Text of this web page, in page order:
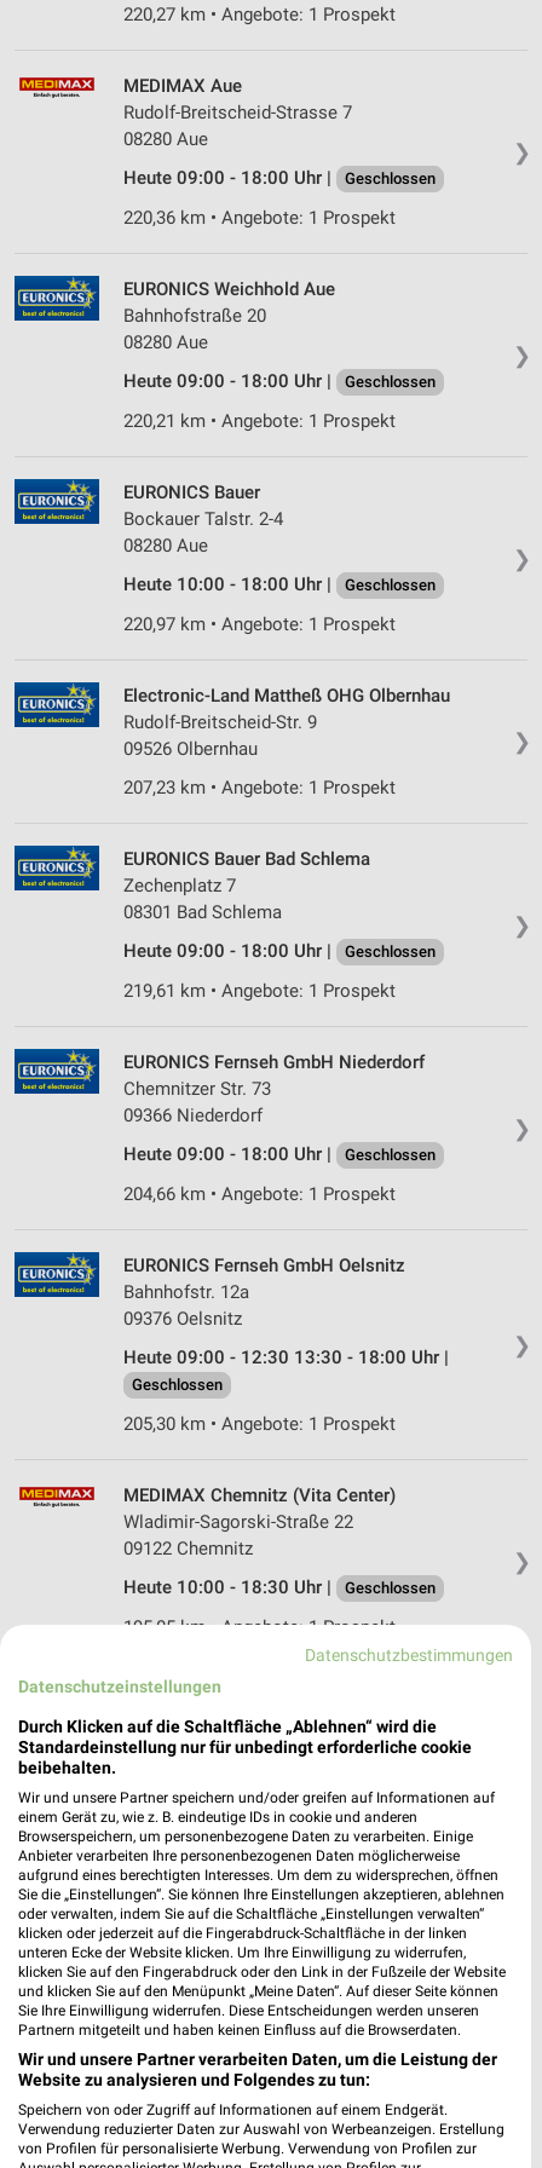
220,27 km • Angebote: 1 Prospekt
❯
MEDIMAX Aue
Rudolf-Breitscheid-Strasse 7
08280 Aue
Heute 09:00 - 18:00 Uhr |
Geschlossen
220,36 km • Angebote: 1 Prospekt
❯
EURONICS Weichhold Aue
Bahnhofstraße 20
08280 Aue
Heute 09:00 - 18:00 Uhr |
Geschlossen
220,21 km • Angebote: 1 Prospekt
❯
EURONICS Bauer
Bockauer Talstr. 2-4
08280 Aue
Heute 10:00 - 18:00 Uhr |
Geschlossen
220,97 km • Angebote: 1 Prospekt
❯
Electronic-Land Mattheß OHG Olbernhau
Rudolf-Breitscheid-Str. 9
09526 Olbernhau
207,23 km • Angebote: 1 Prospekt
❯
EURONICS Bauer Bad Schlema
Zechenplatz 7
08301 Bad Schlema
Heute 09:00 - 18:00 Uhr |
Geschlossen
219,61 km • Angebote: 1 Prospekt
❯
EURONICS Fernseh GmbH Niederdorf
Chemnitzer Str. 73
09366 Niederdorf
Heute 09:00 - 18:00 Uhr |
Geschlossen
204,66 km • Angebote: 1 Prospekt
❯
EURONICS Fernseh GmbH Oelsnitz
Bahnhofstr. 12a
09376 Oelsnitz
Heute 09:00 - 12:30 13:30 - 18:00 Uhr |
Geschlossen
205,30 km • Angebote: 1 Prospekt
❯
MEDIMAX Chemnitz (Vita Center)
Wladimir-Sagorski-Straße 22
09122 Chemnitz
Heute 10:00 - 18:30 Uhr |
Geschlossen
195,05 km • Angebote: 1 Prospekt
EURONICS Mattheß Sayda
Dresdner Str. 1
09619 Sayda
Heute 09:00 - 18:00 Uhr | Geschlossen
200,85 km • Angebote: 1 Prospekt
EP:Berger Chemnitz
Geibelstraße 8
09127 Chemnitz
Heute 09:00 - 18:00 Uhr | Geschlossen
190,46 km • Angebote: 2 Prospekte
MediaMarkt Saturn Chemnitz
Neumarkt 2
09111 Chemnitz
Datenschutzbestimmungen
Datenschutzeinstellungen
Durch Klicken auf die Schaltfläche „Ablehnen“ wird die
Standardeinstellung nur für unbedingt erforderliche cookie
beibehalten.
Wir und unsere Partner speichern und/oder greifen auf Informationen auf
einem Gerät zu, wie z. B. eindeutige IDs in cookie und anderen
Browserspeichern, um personenbezogene Daten zu verarbeiten. Einige
Anbieter verarbeiten Ihre personenbezogenen Daten möglicherweise
aufgrund eines berechtigten Interesses. Um dem zu widersprechen, öffnen
Sie die „Einstellungen“. Sie können Ihre Einstellungen akzeptieren, ablehnen
oder verwalten, indem Sie auf die Schaltfläche „Einstellungen verwalten“
klicken oder jederzeit auf die Fingerabdruck-Schaltfläche in der linken
unteren Ecke der Website klicken. Um Ihre Einwilligung zu widerrufen,
klicken Sie auf den Fingerabdruck oder den Link in der Fußzeile der Website
und klicken Sie auf den Menüpunkt „Meine Daten“. Auf dieser Seite können
Sie Ihre Einwilligung widerrufen. Diese Entscheidungen werden unseren
Partnern mitgeteilt und haben keinen Einfluss auf die Browserdaten.
Wir und unsere Partner verarbeiten Daten, um die Leistung der
Website zu analysieren und Folgendes zu tun:
Speichern von oder Zugriff auf Informationen auf einem Endgerät.
Verwendung reduzierter Daten zur Auswahl von Werbeanzeigen. Erstellung
von Profilen für personalisierte Werbung. Verwendung von Profilen zur